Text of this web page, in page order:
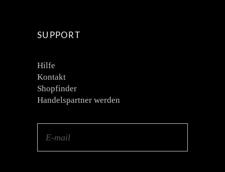
SUPPORT
Hilfe
Kontakt
Shopfinder
Handelspartner werden